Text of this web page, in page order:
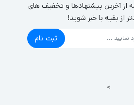
از آخرین پیشنهادها و تخفیف های
از بقیه با خبر شوید!
ثبت نام
>